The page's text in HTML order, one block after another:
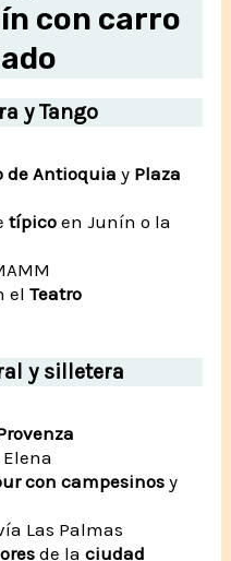
con carro
y Tango
de Antioquia y Plaza
típico en Junín o la
elTeatro
y silletera
con campesinosy
Las Palmas
de la ciudad